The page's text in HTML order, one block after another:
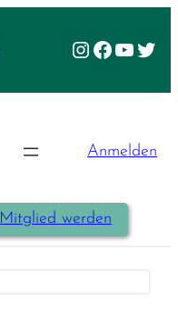
Instagram
Facebook
Anmelden
Mitglied werden